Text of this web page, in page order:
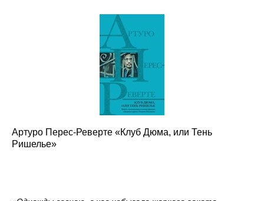
Артуро Перес-Реверте «Клуб Дюма, или Тень
Ришелье»